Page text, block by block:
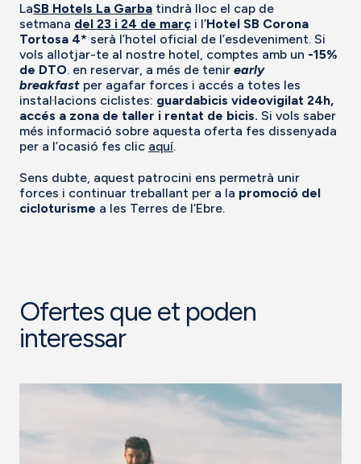
LaSB Hotels La Garba tindrà lloc el cap de
setmana del 23 i 24 de març i l’Hotel SB Corona
Tortosa 4* serà l’hotel oficial de l’esdeveniment. Si
vols allotjar-te al nostre hotel, comptes amb un -15%
de DTO. en reservar, a més de tenir early
breakfast per agafar forces i accés a totes les
instal·lacions ciclistes: guardabicis videovigilat 24h,
accés a zona de taller i rentat de bicis. Si vols saber
més informació sobre aquesta oferta fes dissenyada
per a l’ocasió fes clic aquí.
Sens dubte, aquest patrocini ens permetrà unir
forces i continuar treballant per a la promoció del
cicloturisme a les Terres de l’Ebre.
Ofertes que et poden
interessar